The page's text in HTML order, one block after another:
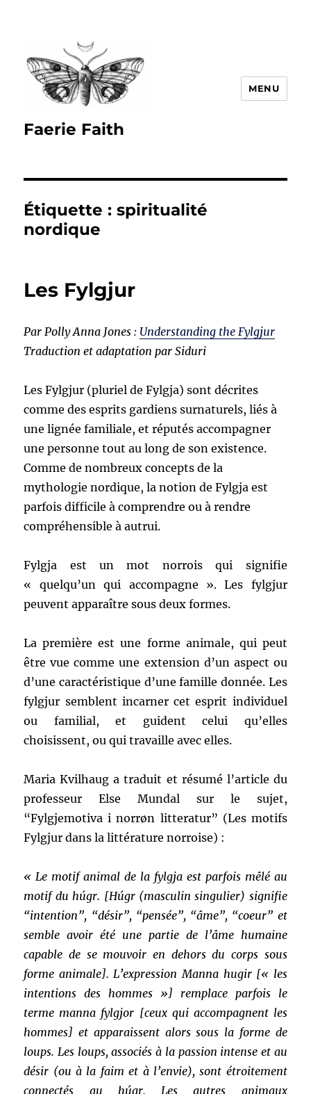
Faerie Faith
MENU
Étiquette :spiritualité
nordique
Les Fylgjur
Par Polly Anna Jones : Understanding the Fylgjur
Traduction et adaptation par Siduri
Les Fylgjur (pluriel de Fylgja) sont décrites
comme des esprits gardiens surnaturels, liés à
une lignée familiale, et réputés accompagner
une personne tout au long de son existence.
Comme de nombreux concepts de la
mythologie nordique, la notion de Fylgja est
parfois difficile à comprendre ou à rendre
compréhensible à autrui.
Fylgja est un mot norrois qui signifie
« quelqu’un qui accompagne ». Les fylgjur
peuvent apparaître sous deux formes.
La première est une forme animale, qui peut
être vue comme une extension d’un aspect ou
d’une caractéristique d’une famille donnée. Les
fylgjur semblent incarner cet esprit individuel
ou familial, et guident celui qu’elles
choisissent, ou qui travaille avec elles.
Maria Kvilhaug a traduit et résumé l’article du
professeur Else Mundal sur le sujet,
“Fylgjemotiva i norrøn litteratur” (Les motifs
Fylgjur dans la littérature norroise) :
« Le motif animal de la fylgja est parfois mêlé au
motif du húgr. [Húgr (masculin singulier) signifie
“intention”, “désir”, “pensée”, “âme”, “coeur” et
semble avoir été une partie de l’âme humaine
capable de se mouvoir en dehors du corps sous
forme animale]. L’expression Manna hugir [« les
intentions des hommes »] remplace parfois le
terme manna fylgjor [ceux qui accompagnent les
hommes] et apparaissent alors sous la forme de
loups. Les loups, associés à la passion intense et au
désir (ou à la faim et à l’envie), sont étroitement
connectés au húgr. Les autres animaux